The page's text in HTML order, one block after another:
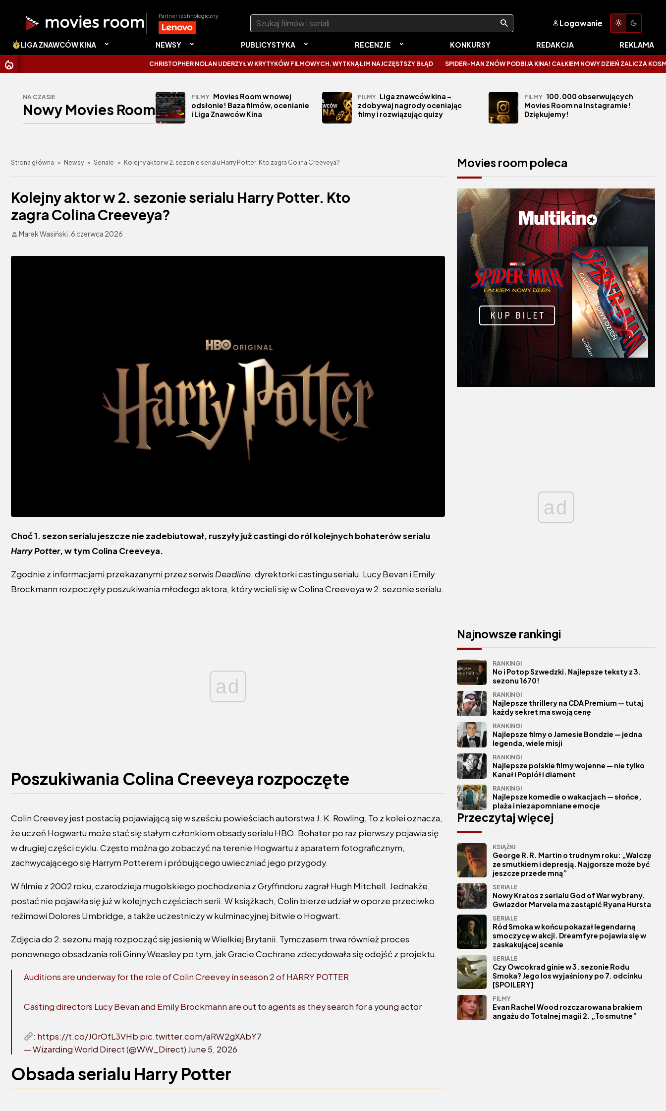
Partner technologiczny: Szukaj:
Logowanie
LIGA ZNAWCÓW KINA NEWSY PUBLICYSTYKA RECENZJE KONKURSY REDAKCJA REKLAMA
CHRISTOPHER NOLAN UDERZYŁ W KRYTYKÓW FILMOWYCH. WYTKNĄŁ IM NAJCZĘSTSZY BŁĄD SPIDER-MAN ZNÓW PODBIJA KINA! CAŁKIEM NOWY DZIEŃ ZALICZA KOSMICZNE
NA CZASIE
Nowy Movies Room
FILMY Movies Room w nowej
odsłonie! Baza filmów, ocenianie
i Liga Znawców Kina
FILMY Liga znawców kina –
zdobywaj nagrody oceniając
filmy i rozwiązując quizy
FILMY 100.000 obserwujących
Movies Room na Instagramie!
Dziękujemy!
Strona główna » Newsy » Seriale » Kolejny aktor w 2. sezonie serialu Harry Potter. Kto zagra Colina Creeveya?
Kolejny aktor w 2. sezonie serialu Harry Potter. Kto
zagra Colina Creeveya?
Marek Wasiński, 6 czerwca 2026
Choć 1. sezon serialu jeszcze nie zadebiutował, ruszyły już castingi do ról kolejnych bohaterów serialu
Harry Potter, w tym Colina Creeveya.
Zgodnie z informacjami przekazanymi przez serwis Deadline, dyrektorki castingu serialu, Lucy Bevan i Emily
Brockmann rozpoczęły poszukiwania młodego aktora, który wcieli się w Colina Creeveya w 2. sezonie serialu.
ad
Poszukiwania Colina Creeveya rozpoczęte
Colin Creevey jest postacią pojawiającą się w sześciu powieściach autorstwa J. K. Rowling. To z kolei oznacza,
że uczeń Hogwartu może stać się stałym członkiem obsady serialu HBO. Bohater po raz pierwszy pojawia się
w drugiej części cyklu. Często można go zobaczyć na terenie Hogwartu z aparatem fotograficznym,
zachwycającego się Harrym Potterem i próbującego uwieczniać jego przygody.
W filmie z 2002 roku, czarodzieja mugolskiego pochodzenia z Gryffindoru zagrał Hugh Mitchell. Jednakże,
postać nie pojawiła się już w kolejnych częściach serii. W książkach, Colin bierze udział w oporze przeciwko
reżimowi Dolores Umbridge, a także uczestniczy w kulminacyjnej bitwie o Hogwart.
Zdjęcia do 2. sezonu mają rozpocząć się jesienią w Wielkiej Brytanii. Tymczasem trwa również proces
ponownego obsadzania roli Ginny Weasley po tym, jak Gracie Cochrane zdecydowała się odejść z projektu.
Auditions are underway for the role of Colin Creevey in season 2 of HARRY POTTER
Casting directors Lucy Bevan and Emily Brockmann are out to agents as they search for a young actor
: https://t.co/J0rOfL3VHb pic.twitter.com/aRW2gXAbY7
— Wizarding World Direct (@WW_Direct) June 5, 2026
Obsada serialu Harry Potter
Movies room poleca
ad
Najnowsze rankingi
RANKINGI
No i Potop Szwedzki. Najlepsze teksty z 3.
sezonu 1670!
RANKINGI
Najlepsze thrillery na CDA Premium — tutaj
każdy sekret ma swoją cenę
RANKINGI
Najlepsze filmy o Jamesie Bondzie — jedna
legenda, wiele misji
RANKINGI
Najlepsze polskie filmy wojenne — nie tylko
Kanał i Popiół i diament
RANKINGI
Najlepsze komedie o wakacjach — słońce,
plaża i niezapomniane emocje
Przeczytaj więcej
KSIĄŻKI
George R.R. Martin o trudnym roku: „Walczę
ze smutkiem i depresją. Najgorsze może być
jeszcze przede mną”
SERIALE
Nowy Kratos z serialu God of War wybrany.
Gwiazdor Marvela ma zastąpić Ryana Hursta
SERIALE
Ród Smoka w końcu pokazał legendarną
smoczycę w akcji. Dreamfyre pojawia się w
zaskakującej scenie
SERIALE
Czy Owcokrad ginie w 3. sezonie Rodu
Smoka? Jego los wyjaśniony po 7. odcinku
[SPOILERY]
FILMY
Evan Rachel Wood rozczarowana brakiem
angażu do Totalnej magii 2. „To smutne”